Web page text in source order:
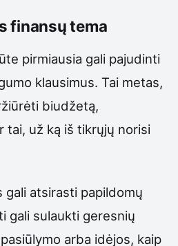
finansų tema
pirmiausia gali pajudinti
klausimus. Tai metas,
biudžetą,
tai, už ką iš tikrųjų norisi
gali atsirasti papildomų
gali sulaukti geresnių
arba idėjos, kaip